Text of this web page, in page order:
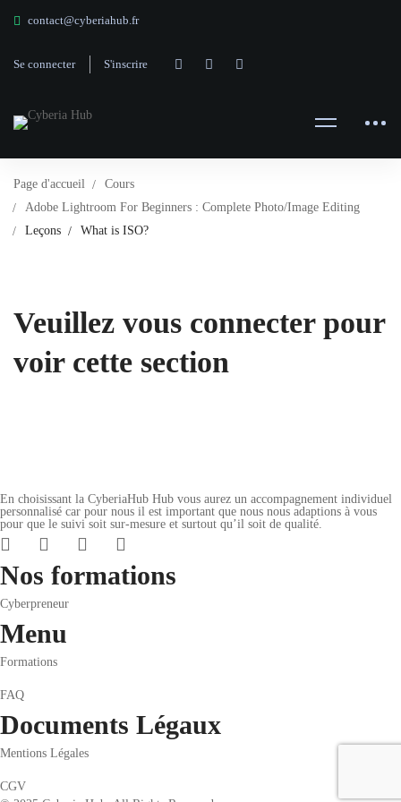
contact@cyberiahub.fr
Se connecter S'inscrire
Page d'accueil
Cours
Adobe Lightroom For Beginners : Complete Photo/Image Editing
Leçons
What is ISO?
Veuillez vous connecter pour
voir cette section
En choisissant la CyberiaHub Hub vous aurez un accompagnement individuel
personnalisé car pour nous il est important que nous nous adaptions à vous
pour que le suivi soit sur-mesure et surtout qu’il soit de qualité.
Nos formations
Cyberpreneur
Menu
Formations
FAQ
Documents Légaux
Mentions Légales
CGV